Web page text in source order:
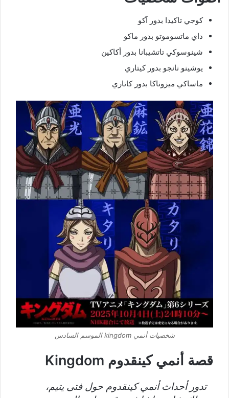
كوجي تاكيدا بدور آكو
داي ماتسوموتو بدور ماكو
شينوسوكي تاتشيبانا بدور أكاكين
يوشينو نانجو بدور كيتاري
ماساكي ميزوناكا بدور كاتاري
شخصيات أنمي kingdom الموسم السادس
قصة أنمي كينقدوم Kingdom
تدور أحداث أنمي كينقدوم حول فتى يتيم،